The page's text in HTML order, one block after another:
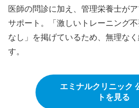
医師の問診に加え、管理栄養士が
サポート。「激しいトレーニング
なし」を掲げているため、無理な
す。
エミナルクリニック
トを見る